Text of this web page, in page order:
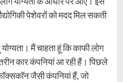
पेशेवरों को मदद मिल सकती
योग्यता। मैं चाहता हूं कि काफी लोग
कार कंपनियां आ रही हैं। पिछले
जैसी कंपनियां हैं, जो